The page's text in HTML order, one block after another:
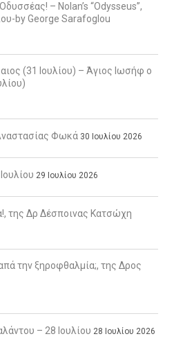
– Nolan’s “Odysseus”,
by George Sarafoglou
(31 Ιουλίου) – Άγιος Ιωσήφ ο
Φωκά 30 Ιουλίου 2026
29 Ιουλίου 2026
της Δρ Δέσποινας Κατσώχη
την ξηροφθαλμία;, της Δρος
– 28 Ιουλίου 28 Ιουλίου 2026